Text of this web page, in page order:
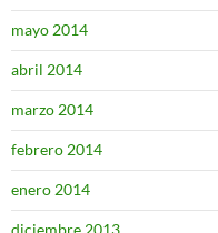
mayo 2014
abril 2014
marzo 2014
febrero 2014
enero 2014
diciembre 2013